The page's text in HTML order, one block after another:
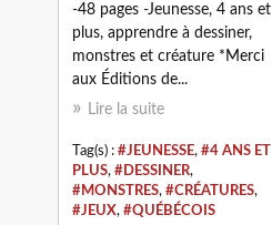
-48 pages -Jeunesse, 4 ans et
plus, apprendre à dessiner,
monstres et créature *Merci
aux Éditions de...
Lire la suite
Tag(s) : #JEUNESSE, #4 ANS ET
PLUS, #DESSINER,
#MONSTRES, #CRÉATURES,
#JEUX, #QUÉBÉCOIS